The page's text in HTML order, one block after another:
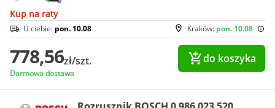
Kup na raty
Kraków: pon. 10.08
U ciebie: pon. 10.08
778,56zł/szt.
Darmowa dostawa
do koszyka